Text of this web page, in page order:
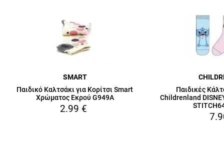
SMART
Παιδικό Καλτσάκι για Κορίτσι Smart
Χρώματος Εκρού G949A
2.99 €
Παιδικές
Childrenland